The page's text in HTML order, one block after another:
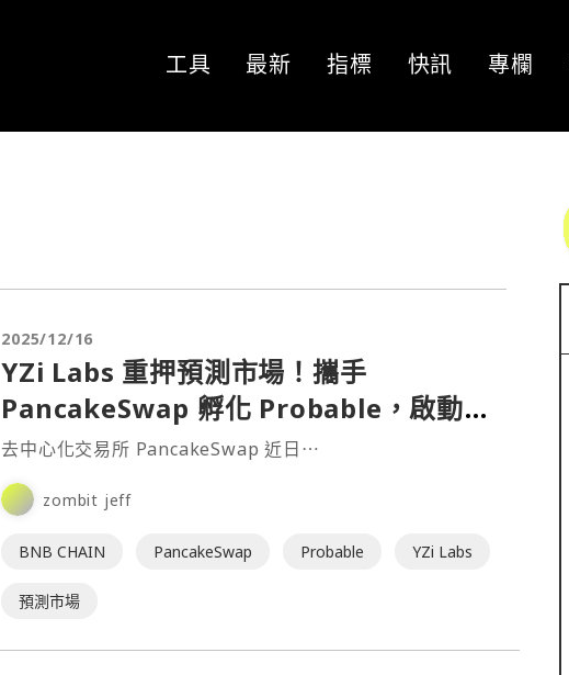
工具 最新 指標 快訊 專欄
2025/12/16
YZi Labs 重押預測市場！攜手
PancakeSwap 孵化 Probable，啟動
「賽馬機制」提高勝率？
去中心化交易所 PancakeSwap 近日⋯
zombit jeff
BNB CHAIN PancakeSwap Probable YZi Labs
預測市場